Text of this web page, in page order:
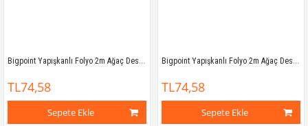
Bigpoint Yapışkanlı Folyo 2m Ağaç Desen No:14
TL74,58
Sepete Ekle
Bigpoint Yapışkanlı Folyo 2m Ağaç Desen No:15
TL74,58
Sepete Ekle